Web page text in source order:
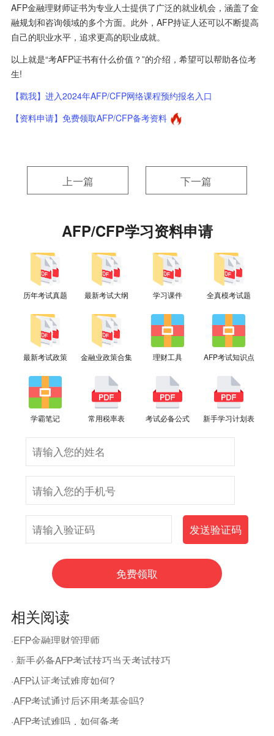
AFP金融理财师证书为专业人士提供了广泛的就业机会，涵盖了金
融规划和咨询领域的多个方面。此外，AFP持证人还可以不断提高
自己的职业水平，追求更高的职业成就。
以上就是“考AFP证书有什么价值？”的介绍，希望可以帮助各位考
生!
【戳我】进入2024年AFP/CFP网络课程预约报名入口
【资料申请】免费领取AFP/CFP备考资料
上一篇 下一篇
AFP/CFP学习资料申请
历年考试真题 最新考试大纲 学习课件 全真模考试题
最新考试政策 金融业政策合集 理财工具 AFP考试知识点
学霸笔记 常用税率表 考试必备公式 新手学习计划表
相关阅读
·EFP金融理财管理师
· 新手必备AFP考试技巧当天考试技巧
·AFP认证考试难度如何?
·AFP考试通过后还用考基金吗?
·AFP考试难吗，如何备考